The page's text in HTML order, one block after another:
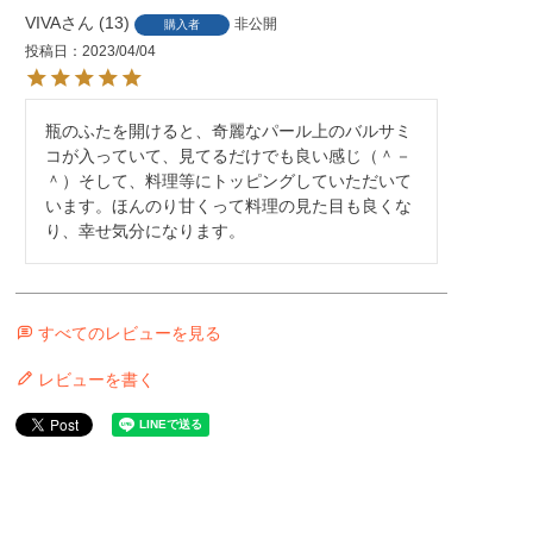
VIVA 13 購入者
非公開
投稿日
2023/04/04
瓶のふたを開けると、奇麗なパール上のバルサミ
コが入っていて、見てるだけでも良い感じ（＾－
＾）そして、料理等にトッピングしていただいて
います。ほんのり甘くって料理の見た目も良くな
り、幸せ気分になります。
すべてのレビューを見る
レビューを書く